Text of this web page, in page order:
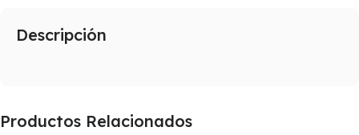
Descripción
Productos Relacionados